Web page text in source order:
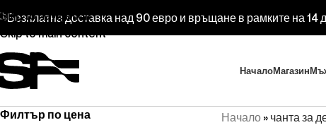
Skip to navigation
Skip to main content
Безплатна доставка над 90 евро и връщане в рамките на 14
НачалоМагазин
Филтър по цена Начало» чанта за